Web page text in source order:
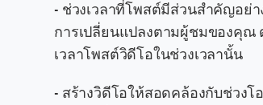
- ช่วงเวลาที่โพสต์มีส่วนสำคัญอย่
การเปลี่ยนแปลงตามผู้ชมของคุณ
เวลาโพสต์วิดีโอในช่วงเวลานั้น
- สร้างวิดีโอให้สอดคล้องกับช่วง